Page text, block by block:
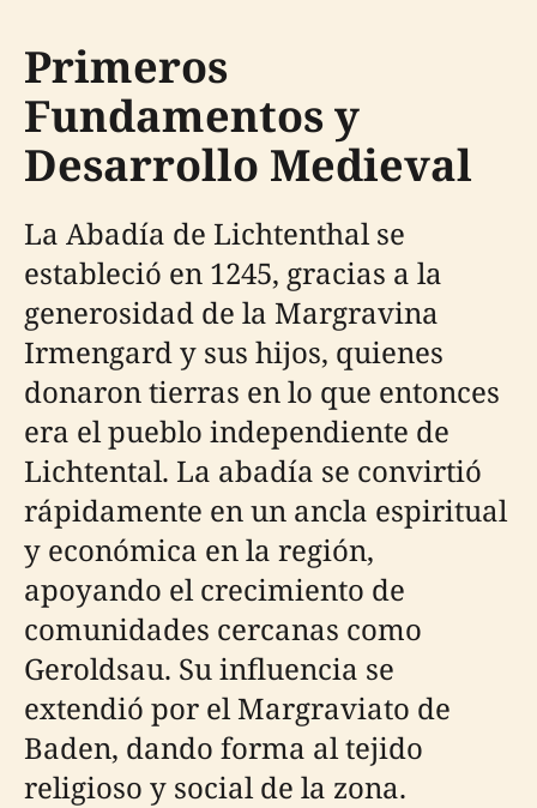
Primeros
Fundamentos y
Desarrollo Medieval
La Abadía de Lichtenthal se
estableció en 1245, gracias a la
generosidad de la Margravina
Irmengard y sus hijos, quienes
donaron tierras en lo que entonces
era el pueblo independiente de
Lichtental. La abadía se convirtió
rápidamente en un ancla espiritual
y económica en la región,
apoyando el crecimiento de
comunidades cercanas como
Geroldsau. Su influencia se
extendió por el Margraviato de
Baden, dando forma al tejido
religioso y social de la zona.